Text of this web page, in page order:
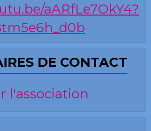
aARfLe7OkY4?
DE CONTACT
l'association